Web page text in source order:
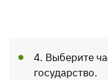
4. Выберите
государство.